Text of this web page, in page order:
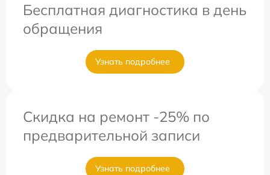
Бесплатная диагностика в день
обращения
Узнать подробнее
Скидка на ремонт -25% по
предварительной записи
Узнать подробнее